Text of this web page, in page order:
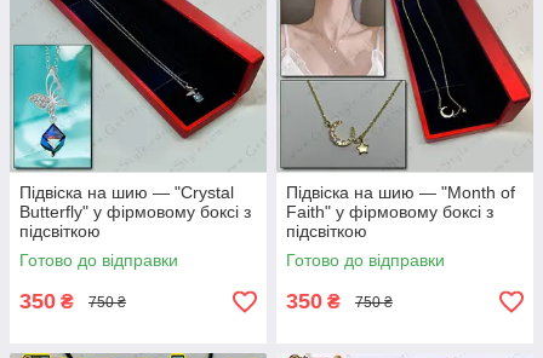
Підвіска на шию — "Crystal
Butterfly" у фірмовому боксі з
підсвіткою
Готово до відправки
350 ₴ 750 ₴
Підвіска на шию — "Month of
Faith" у фірмовому боксі з
підсвіткою
Готово до відправки
350 ₴ 750 ₴